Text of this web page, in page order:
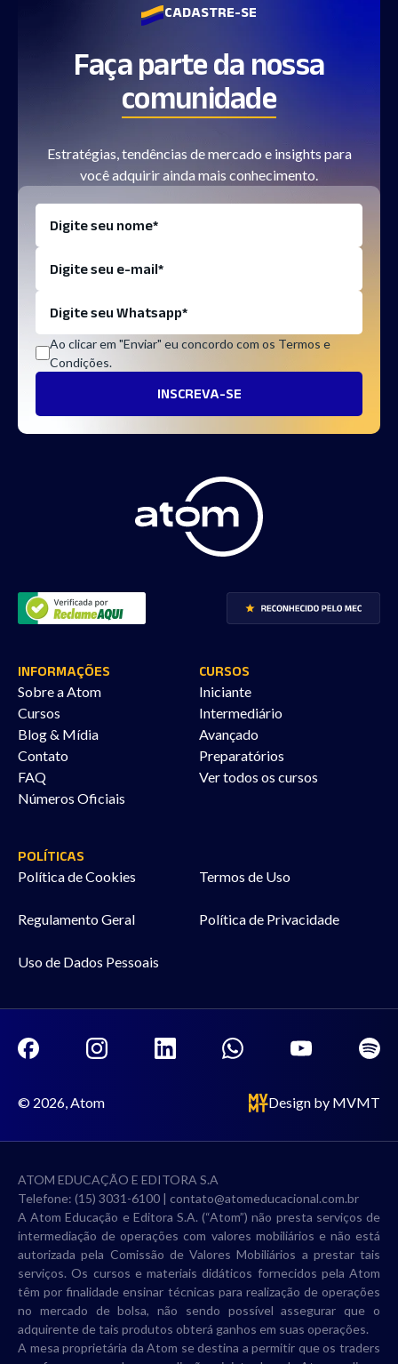
CADASTRE-SE
Faça parte da nossa
comunidade
Estratégias, tendências de mercado e insights para
você adquirir ainda mais conhecimento.
Ao clicar em "Enviar" eu concordo com os Termos e
Condições.
INFORMAÇÕES
Sobre a Atom
Cursos
Blog & Mídia
Contato
FAQ
Números Oficiais
CURSOS
Iniciante
Intermediário
Avançado
Preparatórios
Ver todos os cursos
POLÍTICAS
Política de Cookies Termos de Uso
Regulamento Geral Política de Privacidade
Uso de Dados Pessoais
© 2026, Atom Design by MVMT
ATOM EDUCAÇÃO E EDITORA S.A
Telefone: (15) 3031-6100 | contato@atomeducacional.com.br
A Atom Educação e Editora S.A. (“Atom”) não presta serviços de
intermediação de operações com valores mobiliários e não está
autorizada pela Comissão de Valores Mobiliários a prestar tais
serviços. Os cursos e materiais didáticos fornecidos pela Atom
têm por finalidade ensinar técnicas para realização de operações
no mercado de bolsa, não sendo possível assegurar que o
adquirente de tais produtos obterá ganhos em suas operações.
A mesa proprietária da Atom se destina a permitir que os traders